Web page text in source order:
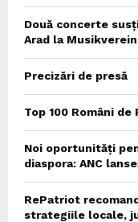
Două concerte
Arad la
Precizări de presă
Top 100 Români
Noi oportunități
diaspora: ANC
RePatriot
strategiile locale,